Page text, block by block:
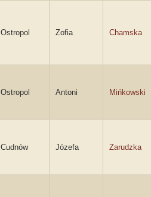
Ostropol Zofia Chamska
Ostropol Antoni Mińkowski
Cudnów Józefa Zarudzka